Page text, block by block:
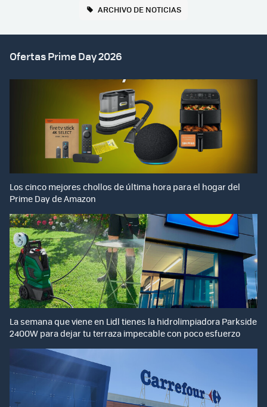
ARCHIVO DE NOTICIAS
Ofertas Prime Day 2026
Los cinco mejores chollos de última hora para el hogar del
Prime Day de Amazon
La semana que viene en Lidl tienes la hidrolimpiadora Parkside
2400W para dejar tu terraza impecable con poco esfuerzo